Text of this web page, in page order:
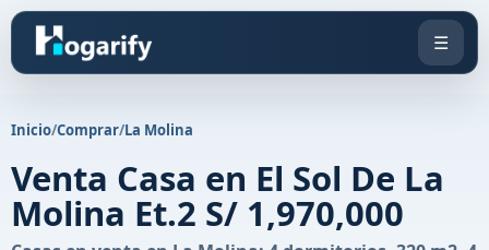
☰
Inicio/Comprar/La Molina
Venta Casa en El Sol De La
Molina Et.2 S/ 1,970,000